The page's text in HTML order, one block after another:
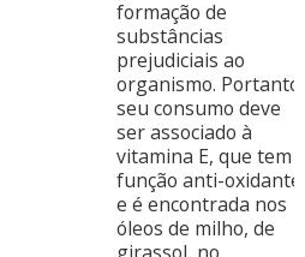
formação de
substâncias
prejudiciais ao
organismo. Portanto,
seu consumo deve
ser associado à
vitamina E, que tem
função anti-oxidante,
e é encontrada nos
óleos de milho, de